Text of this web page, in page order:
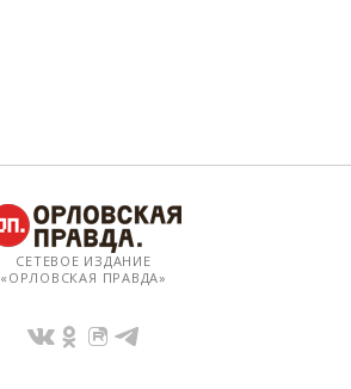
СЕТЕВОЕ ИЗДАНИЕ
«ОРЛОВСКАЯ ПРАВДА»